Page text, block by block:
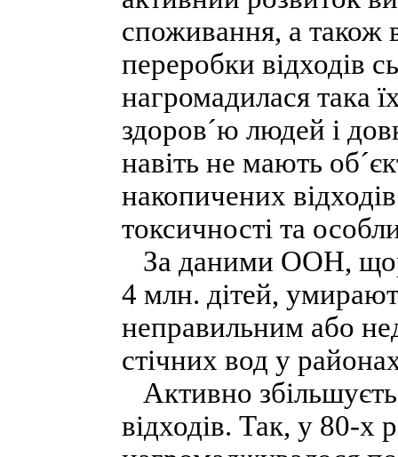
споживання, а також
переробки відходів
нагромадилася така
здоров´ю людей і
навіть не мають
накопичених
токсичності та
За даними ООН,
4 млн. дітей,
неправильним або
стічних вод у
Активно
відходів. Так, у 80-